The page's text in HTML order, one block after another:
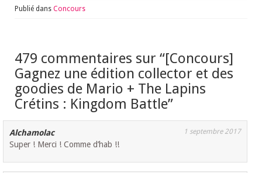
Publié dans Concours
479 commentaires sur “[Concours]
Gagnez une édition collector et des
goodies de Mario + The Lapins
Crétins : Kingdom Battle”
Alchamolac 1 septembre 2017
Super ! Merci ! Comme d’hab !!